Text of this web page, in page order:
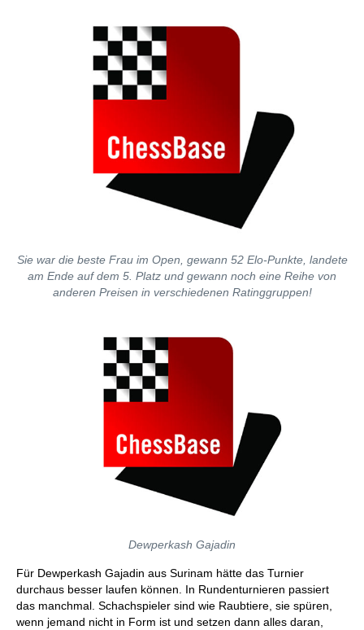
Sie war die beste Frau im Open, gewann 52 Elo-Punkte, landete
am Ende auf dem 5. Platz und gewann noch eine Reihe von
anderen Preisen in verschiedenen Ratinggruppen!
Dewperkash Gajadin
Für Dewperkash Gajadin aus Surinam hätte das Turnier
durchaus besser laufen können. In Rundenturnieren passiert
das manchmal. Schachspieler sind wie Raubtiere, sie spüren,
wenn jemand nicht in Form ist und setzen dann alles daran,